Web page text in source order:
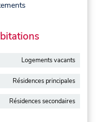
Logements vacants
Résidences principales
Résidences secondaires